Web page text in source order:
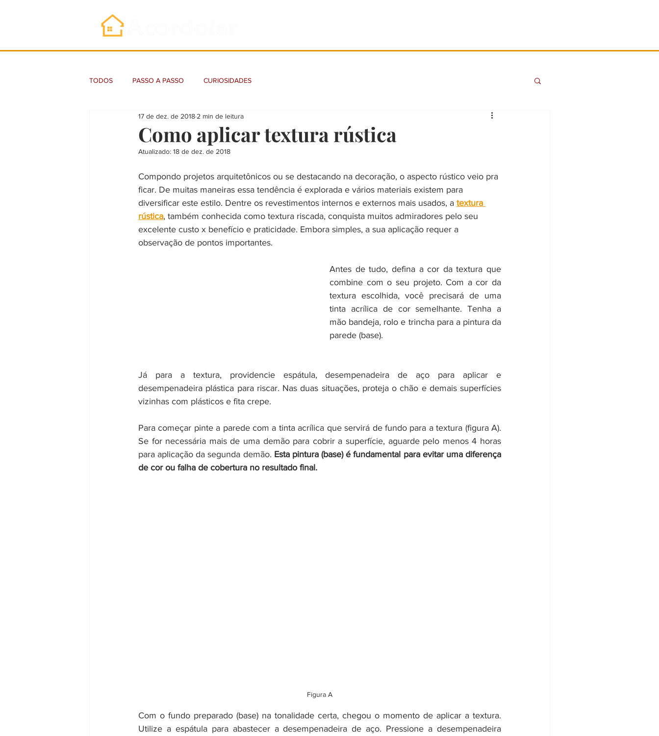
TODOS PASSO A PASSO CURIOSIDADES
Como aplicar textura rústica
17 de dez. de 2018 2 min de leitura
Atualizado: 18 de dez. de 2018
Compondo projetos arquitetônicos ou se destacando na decoração, o aspecto rústico veio pra
ficar. De muitas maneiras essa tendência é explorada e vários materiais existem para
diversificar este estilo. Dentre os revestimentos internos e externos mais usados, a textura
rústica, também conhecida como textura riscada, conquista muitos admiradores pelo seu
excelente custo x benefício e praticidade. Embora simples, a sua aplicação requer a
observação de pontos importantes.
Antes de tudo, defina a cor da textura que
combine com o seu projeto. Com a cor da
textura escolhida, você precisará de uma
tinta acrílica de cor semelhante. Tenha a
mão bandeja, rolo e trincha para a pintura da
parede (base).
Já para a textura, providencie espátula, desempenadeira de aço para aplicar e
desempenadeira plástica para riscar. Nas duas situações, proteja o chão e demais superfícies
vizinhas com plásticos e fita crepe.
Para começar pinte a parede com a tinta acrílica que servirá de fundo para a textura (figura A).
Se for necessária mais de uma demão para cobrir a superfície, aguarde pelo menos 4 horas
para aplicação da segunda demão. Esta pintura (base) é fundamental para evitar uma diferença
de cor ou falha de cobertura no resultado final.
Figura A
Com o fundo preparado (base) na tonalidade certa, chegou o momento de aplicar a textura.
Utilize a espátula para abastecer a desempenadeira de aço. Pressione a desempenadeira